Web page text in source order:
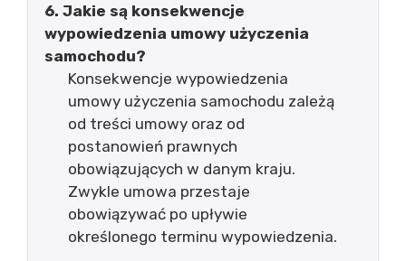
6. Jakie są konsekwencje
wypowiedzenia umowy użyczenia
samochodu?
Konsekwencje wypowiedzenia
umowy użyczenia samochodu zależą
od treści umowy oraz od
postanowień prawnych
obowiązujących w danym kraju.
Zwykle umowa przestaje
obowiązywać po upływie
określonego terminu wypowiedzenia.